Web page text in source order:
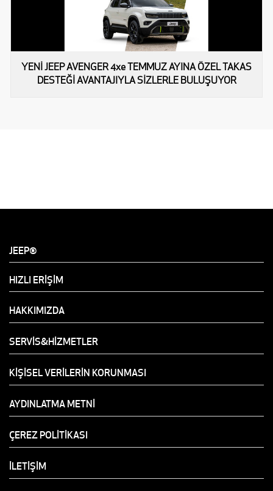
YENİ JEEP AVENGER 4xe TEMMUZ AYINA ÖZEL TAKAS
DESTEĞİ AVANTAJIYLA SİZLERLE BULUŞUYOR
JEEP®
HIZLI ERİŞİM
HAKKIMIZDA
SERVİS&HİZMETLER
KİŞİSEL VERİLERİN KORUNMASI
AYDINLATMA METNİ
ÇEREZ POLİTİKASI
İLETİŞİM